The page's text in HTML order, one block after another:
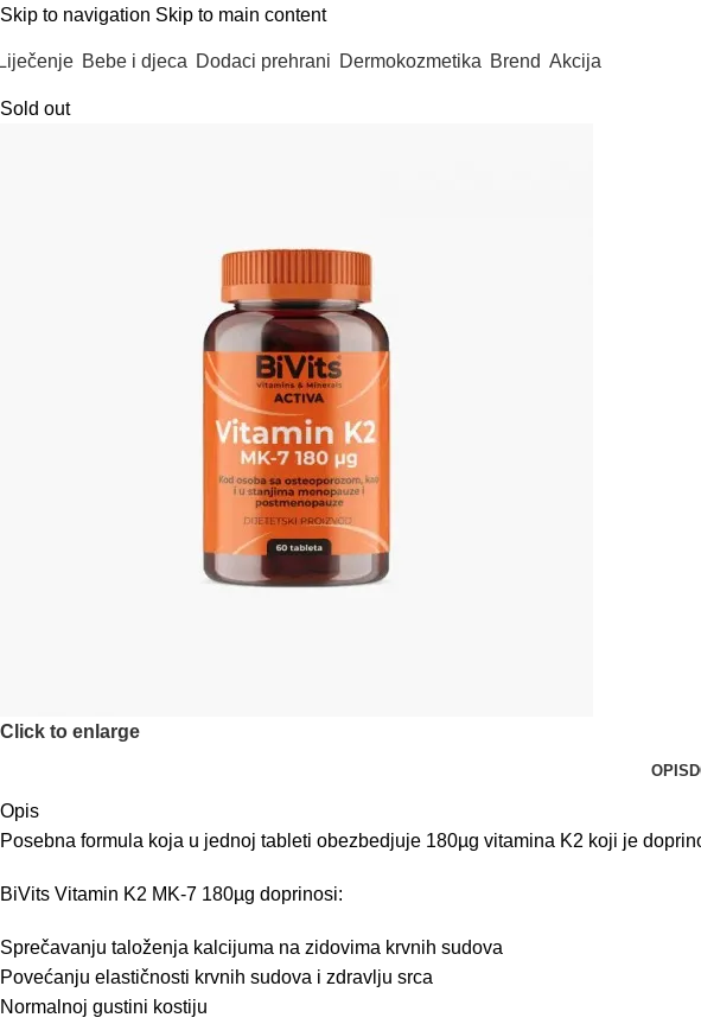
Skip to navigation Skip to main content
Bebe i djeca Dodaci prehrani Dermokozmetika Brend Akcija
Sold out
Click to enlarge
OPIS
Opis
Posebna formula koja u jednoj tableti obezbedjuje 180µg vitamina K2 koji je
BiVits Vitamin K2 MK-7 180µg doprinosi:
Sprečavanju taloženja kalcijuma na zidovima krvnih sudova
Povećanju elastičnosti krvnih sudova i zdravlju srca
Normalnoj gustini kostiju